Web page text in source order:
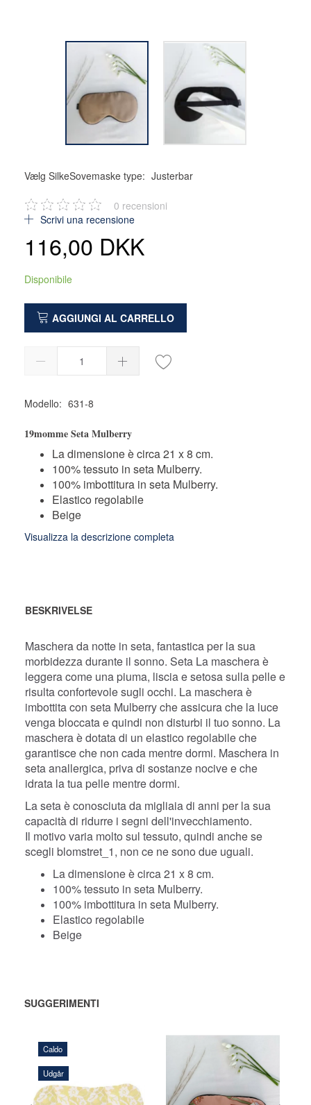
Vælg SilkeSovemaske type: Justerbar
0 recensioni
Scrivi una recensione
116,00 DKK
Disponibile
AGGIUNGI AL CARRELLO
Modello: 631-8
19momme Seta Mulberry
La dimensione è circa 21 x 8 cm.
100% tessuto in seta Mulberry.
100% imbottitura in seta Mulberry.
Elastico regolabile
Beige
Visualizza la descrizione completa
BESKRIVELSE
Maschera da notte in seta, fantastica per la sua
morbidezza durante il sonno. Seta La maschera è
leggera come una piuma, liscia e setosa sulla pelle e
risulta confortevole sugli occhi. La maschera è
imbottita con seta Mulberry che assicura che la luce
venga bloccata e quindi non disturbi il tuo sonno. La
maschera è dotata di un elastico regolabile che
garantisce che non cada mentre dormi. Maschera in
seta anallergica, priva di sostanze nocive e che
idrata la tua pelle mentre dormi.
La seta è conosciuta da migliaia di anni per la sua
capacità di ridurre i segni dell'invecchiamento.
Il motivo varia molto sul tessuto, quindi anche se
scegli blomstret_1, non ce ne sono due uguali.
La dimensione è circa 21 x 8 cm.
100% tessuto in seta Mulberry.
100% imbottitura in seta Mulberry.
Elastico regolabile
Beige
SUGGERIMENTI
Caldo
Udgår
108,00 DKK 116,00 DKK